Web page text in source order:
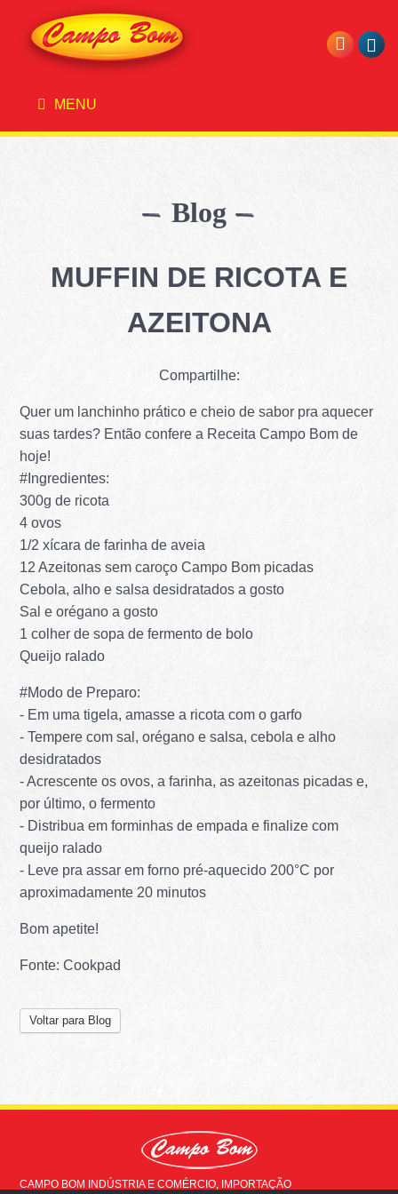
MENU
Blog
MUFFIN DE RICOTA E
AZEITONA
Compartilhe:
Quer um lanchinho prático e cheio de sabor pra aquecer
suas tardes? Então confere a Receita Campo Bom de
hoje!
#Ingredientes:
300g de ricota
4 ovos
1/2 xícara de farinha de aveia
12 Azeitonas sem caroço Campo Bom picadas
Cebola, alho e salsa desidratados a gosto
Sal e orégano a gosto
1 colher de sopa de fermento de bolo
Queijo ralado
#Modo de Preparo:
- Em uma tigela, amasse a ricota com o garfo
- Tempere com sal, orégano e salsa, cebola e alho
desidratados
- Acrescente os ovos, a farinha, as azeitonas picadas e,
por último, o fermento
- Distribua em forminhas de empada e finalize com
queijo ralado
- Leve pra assar em forno pré-aquecido 200°C por
aproximadamente 20 minutos
Bom apetite!
Fonte: Cookpad
Voltar para Blog
CAMPO BOM INDÚSTRIA E COMÉRCIO, IMPORTAÇÃO